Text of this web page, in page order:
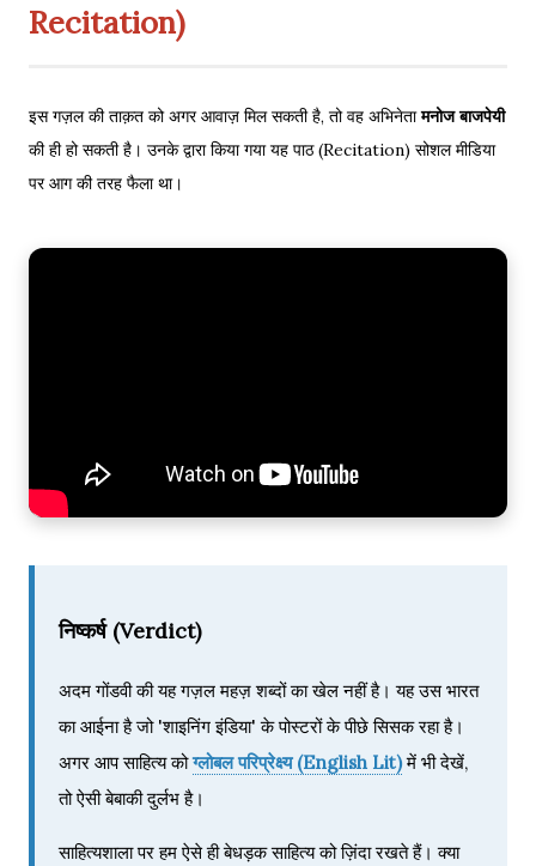
Recitation)
इस गज़ल की ताक़त को अगर आवाज़ मिल सकती है, तो वह अभिनेतामनोज बाजपेयी
की ही हो सकती है। उनके द्वारा किया गया यह पाठ (Recitation) सोशल मीडिया
पर आग की तरह फैला था।
निष्कर्ष (Verdict)
अदम गोंडवी की यह गज़ल महज़ शब्दों का खेल नहीं है। यह उस भारत
का आईना है जो 'शाइनिंग इंडिया' के पोस्टरों के पीछे सिसक रहा है।
अगर आप साहित्य कोग्लोबल परिप्रेक्ष्य (English Lit)में भी देखें,
तो ऐसी बेबाकी दुर्लभ है।
साहित्यशाला पर हम ऐसे ही बेधड़क साहित्य को ज़िंदा रखते हैं। क्या